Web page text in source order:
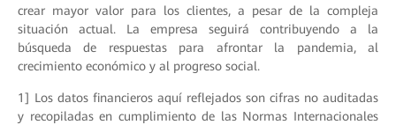
crear mayor valor para los clientes, a pesar de la compleja
situación actual. La empresa seguirá contribuyendo a la
búsqueda de respuestas para afrontar la pandemia, al
crecimiento económico y al progreso social.
1] Los datos financieros aquí reflejados son cifras no auditadas
y recopiladas en cumplimiento de las Normas Internacionales